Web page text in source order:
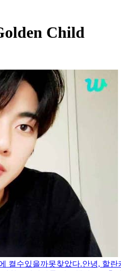
Child
켤수있을까못찾았다.안녕, 할란